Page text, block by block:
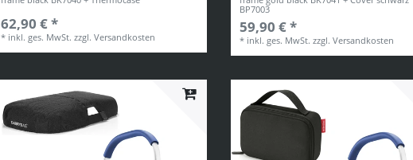
62,90 € *
* inkl. ges. MwSt. zzgl.Versandkosten
BP7003
59,90 € *
* inkl. ges. MwSt. zzgl.Versandkosten